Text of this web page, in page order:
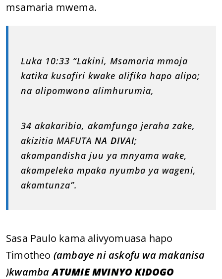
msamaria mwema.
Luka 10:33 “Lakini, Msamaria mmoja
katika kusafiri kwake alifika hapo alipo;
na alipomwona alimhurumia,
34 akakaribia, akamfunga jeraha zake,
akizitia MAFUTA NA DIVAI;
akampandisha juu ya mnyama wake,
akampeleka mpaka nyumba ya wageni,
akamtunza”.
Sasa Paulo kama alivyomuasa hapo
Timotheo (ambaye ni askofu wa makanisa
)kwambaATUMIE MVINYO KIDOGO